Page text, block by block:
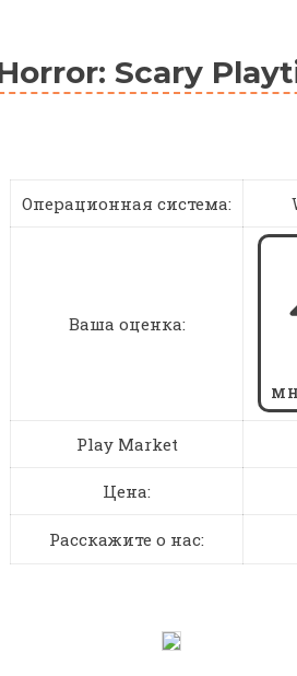
Scary
Операционная система:
Ваша оценка:
Play Market
Цена:
Расскажите о нас: